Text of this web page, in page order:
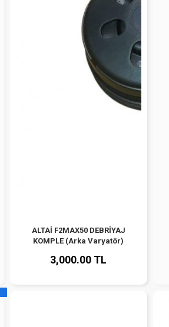
ALTAİ F2MAX50 DEBRİYAJ
KOMPLE (Arka Varyatör)
3,000.00 TL